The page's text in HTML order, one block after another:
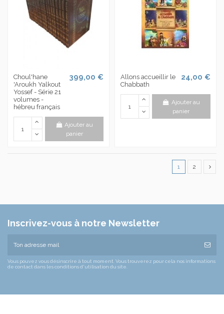
Choul'hane
'Aroukh Yalkout
Yossef - Série 21
volumes -
hébreu français
399,00 €
Ajouter au
panier
Allons accueillir le
Chabbath
24,00 €
Ajouter au
panier
1 2
Inscrivez-vous à notre Newsletter
Vous pouvez vous désinscrire à tout moment. Vous trouverez pour cela nos informations
de contact dans les conditions d'utilisation du site.